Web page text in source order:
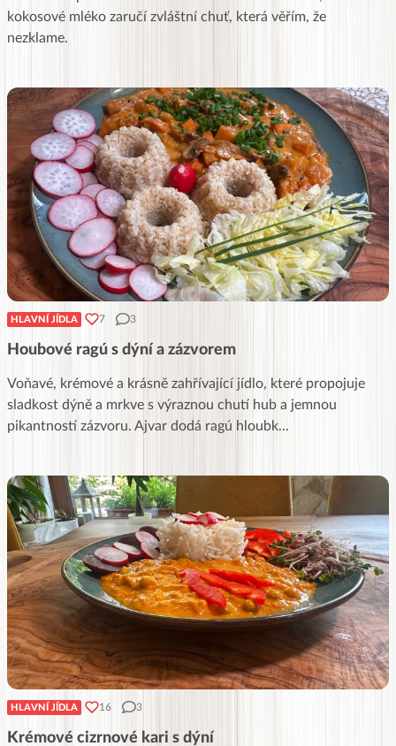
kokosové mléko zaručí zvláštní chuť, která věřím, že
nezklame.
HLAVNÍ JÍDLA 7 3
Houbové ragú s dýní a zázvorem
Voňavé, krémové a krásně zahřívající jídlo, které propojuje
sladkost dýně a mrkve s výraznou chutí hub a jemnou
pikantností zázvoru. Ajvar dodá ragú hloubk...
HLAVNÍ JÍDLA 16 3
Krémové cizrnové kari s dýní